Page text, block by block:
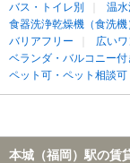
バス・トイレ別
温水
食器洗浄乾燥機（食洗機
バリアフリー
広い
ベランダ・バルコニー付
ペット可・ペット相談可
本城（福岡）駅の賃